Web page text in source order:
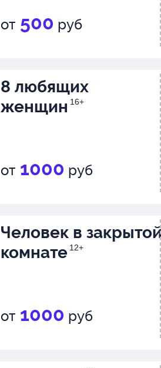
от 500 руб
8 любящих
женщин 16+
от 1000 руб
Человек в
комнате 12+
от 1000 руб